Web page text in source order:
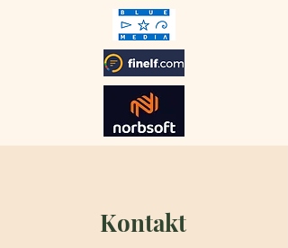
Kontakt